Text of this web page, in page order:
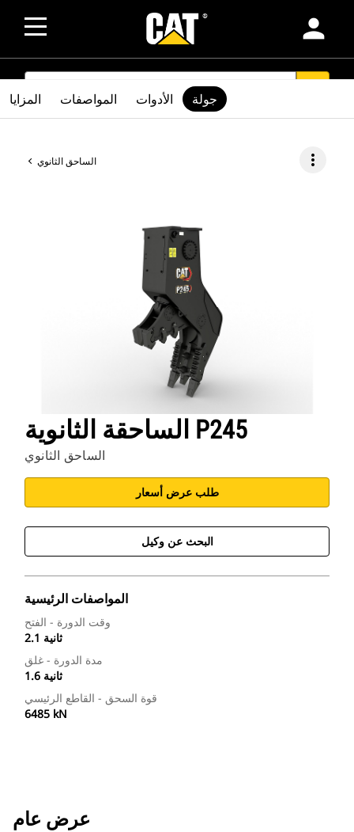
person
SEARCH
الساحق الثانوي more_vert
الساحقة الثانوية P245
الساحق الثانوي
طلب عرض أسعار
البحث عن وكيل
المواصفات الرئيسية
وقت الدورة - الفتح
2.1 ثانية
مدة الدورة - غلق
1.6 ثانية
قوة السحق - القاطع الرئيسي
6485 kN
المزايا المواصفات الأدوات جولة
عرض عام